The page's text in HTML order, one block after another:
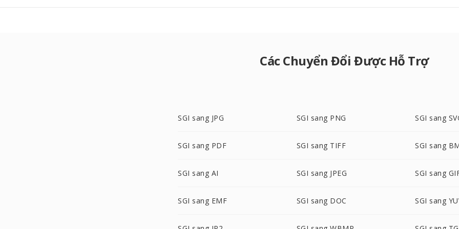
Các Chuyển Đổi Được Hỗ Trợ
SGI sang JPG SGI sang PNG SGI sang
SGI sang PDF SGI sang TIFF SGI sang
SGI sang AI SGI sang JPEG SGI sang
SGI sang EMF SGI sang DOC SGI sang